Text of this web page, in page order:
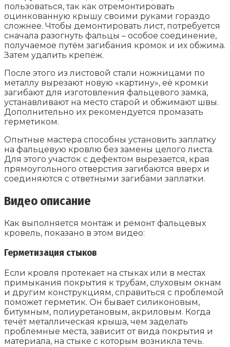
пользоваться, так как отремонтировать
оцинкованную крышу своими руками гораздо
сложнее. Чтобы демонтировать лист, потребуется
сначала разогнуть фальцы – особое соединение,
получаемое путём загибания кромок и их обжима.
Затем удалить крепёж.
После этого из листовой стали ножницами по
металлу вырезают новую «картину», её кромки
загибают для изготовления фальцевого замка,
устанавливают на место старой и обжимают швы.
Дополнительно их рекомендуется промазать
герметиком.
Опытные мастера способны установить заплатку
на фальцевую кровлю без замены целого листа.
Для этого участок с дефектом вырезается, края
прямоугольного отверстия загибаются вверх и
соединяются с ответными загибами заплатки.
Видео описание
Как выполняется монтаж и ремонт фальцевых
кровель, показано в этом видео:
Герметизация стыков
Если кровля протекает на стыках или в местах
примыкания покрытия к трубам, слуховым окнам
и другим конструкциям, справиться с проблемой
поможет герметик. Он бывает силиконовым,
битумным, полиуретановым, акриловым. Когда
течёт металлическая крыша, чем заделать
проблемные места, зависит от вида покрытия и
материала, на стыке с которым возникла течь.